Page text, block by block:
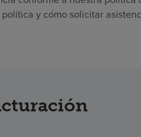
y cómo solicitar